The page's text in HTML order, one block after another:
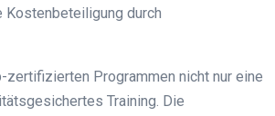
durch
zertifizierten Programmen nicht nur eine
Training. Die